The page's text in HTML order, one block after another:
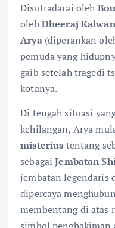
Disutradarai oleh
olehDheeraj
Arya(diperankan
pemuda yang
gaib setelah tragedi
kotanya.
Di tengah situasi
kehilangan, Arya
misterius tentang
sebagaiJembatan
jembatan legendaris
dipercaya
membentang di atas
simbol penghakiman